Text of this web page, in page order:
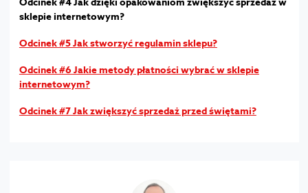
sklepie internetowym?
Odcinek #5 Jak stworzyć regulamin sklepu?
Odcinek #6 Jakie metody płatności wybrać w sklepie
internetowym?
Odcinek #7 Jak zwiększyć sprzedaż przed świętami?